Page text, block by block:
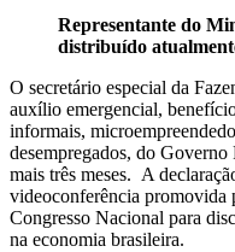
Representante do
distribuído
O secretário especial da
auxílio emergencial,
informais,
desempregados, do
mais três meses. A
videoconferência promovida
Congresso Nacional para
na economia brasileira.